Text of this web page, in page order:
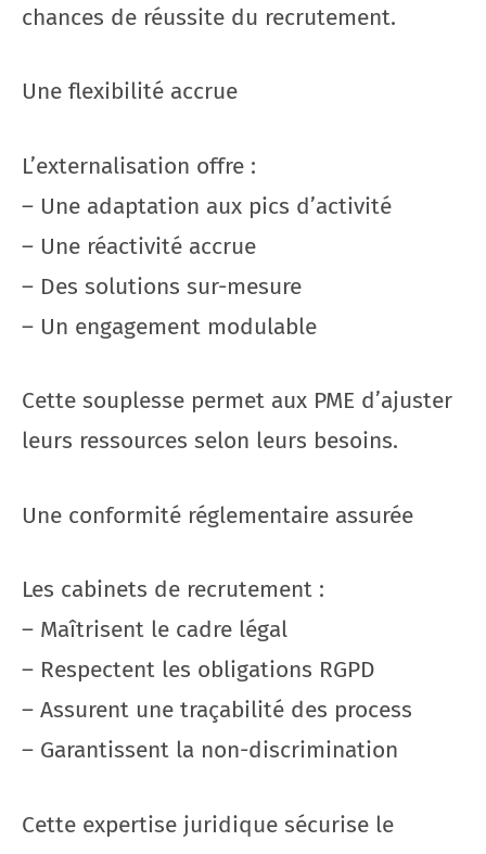
chances de réussite du recrutement.
Une flexibilité accrue
L’externalisation offre :
– Une adaptation aux pics d’activité
– Une réactivité accrue
– Des solutions sur-mesure
– Un engagement modulable
Cette souplesse permet aux PME d’ajuster
leurs ressources selon leurs besoins.
Une conformité réglementaire assurée
Les cabinets de recrutement :
– Maîtrisent le cadre légal
– Respectent les obligations RGPD
– Assurent une traçabilité des process
– Garantissent la non-discrimination
Cette expertise juridique sécurise le